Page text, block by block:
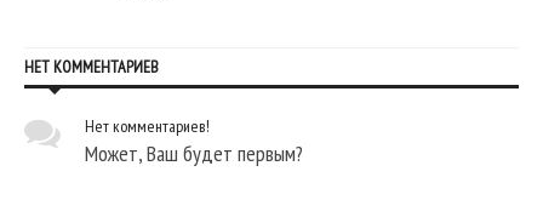
НЕТ КОММЕНТАРИЕВ
Нет комментариев!
Может, Ваш будет первым?